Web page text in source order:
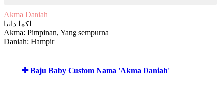
Akma Daniah
اكما دانيا
Akma: Pimpinan, Yang sempurna
Daniah: Hampir
✚ Baju Baby Custom Nama 'Akma Daniah'